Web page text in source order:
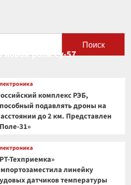
Поиск
новой роли Су-57
комплекс РЭБ,
подавлять дроны на
до 2 км. Представлен
31»
Техприемка»
линейку
датчиков температуры